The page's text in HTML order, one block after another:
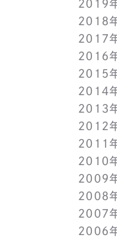
1
7
6
5
4
3
2
1
7
6
5
4
3
2
1
8
7
6
5
4
3
2
1
9
8
7
6
5
4
3
1
10
9
8
7
6
5
4
3
2
1
11
9
7
6
5
4
3
2
2019
12
10
9
7
6
4
3
2
1
2018
12
11
10
9
8
7
5
4
3
2
1
2017
12
11
10
9
8
7
6
5
4
3
2
2016
12
11
10
9
8
7
6
5
4
3
2015
12
11
10
9
8
7
6
5
4
2014
12
11
10
9
8
7
6
5
2013
12
11
10
9
8
7
6
2012
12
11
10
9
8
7
2011
12
11
10
9
8
2010
12
11
10
9
2009
12
11
10
2008
12
11
2007
12
2006